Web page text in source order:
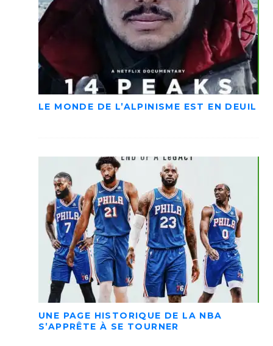
LE MONDE DE L’ALPINISME EST EN DEUIL
UNE PAGE HISTORIQUE DE LA NBA
S’APPRÊTE À SE TOURNER